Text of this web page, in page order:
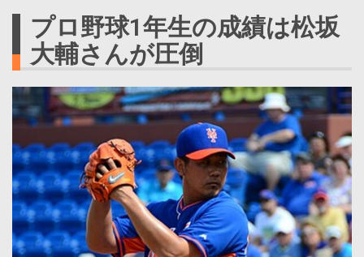
プロ野球1年生の成績は松坂
大輔さんが圧倒